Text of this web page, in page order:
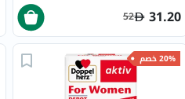
31.20
52
20% خصم